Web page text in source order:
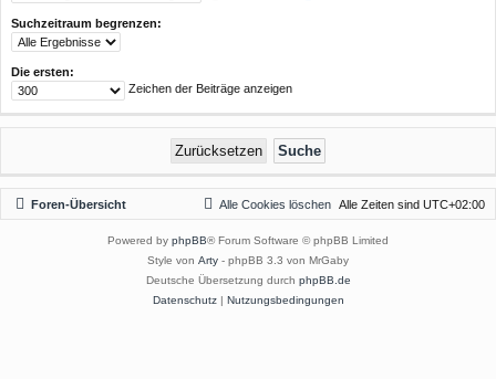
Suchzeitraum begrenzen:
Die ersten:
Zeichen der Beiträge anzeigen
Foren-Übersicht Alle Zeiten sind UTC+02:00
Alle Cookies löschen
Powered by phpBB® Forum Software © phpBB Limited
Style von Arty - phpBB 3.3 von MrGaby
Deutsche Übersetzung durch phpBB.de
Datenschutz| Nutzungsbedingungen